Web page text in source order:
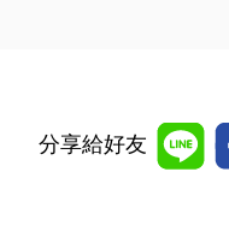
分享給好友